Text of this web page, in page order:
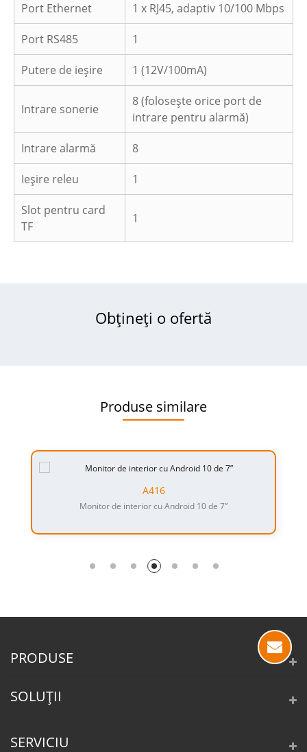
Port Ethernet 1 x RJ45, adaptiv 10/100 Mbps
Port RS485 1
Putere de ieșire 1 (12V/100mA)
Intrare sonerie
8 (folosește orice port de
intrare pentru alarmă)
Intrare alarmă 8
Ieșire releu 1
Slot pentru card
TF
1
Obțineți o ofertă
Produse similare
A416
Monitor de interior cu Android 10 de 7”
PRODUSE
SOLUȚII
SERVICIU